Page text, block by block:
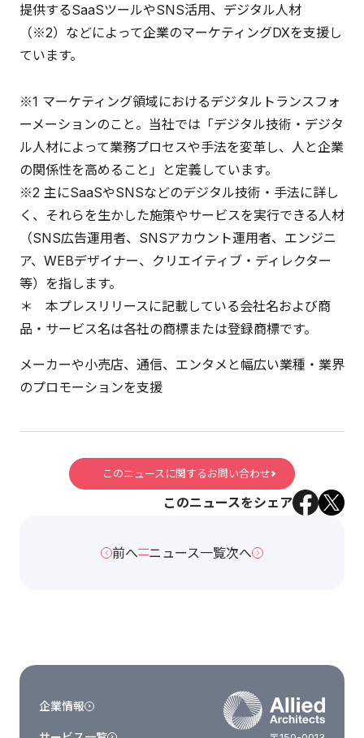
提供するSaaSツールやSNS活用、デジタル人材
（※2）などによって企業のマーケティングDXを支援し
ています。
※1 マーケティング領域におけるデジタルトランスフォ
ーメーションのこと。当社では「デジタル技術・デジタ
ル人材によって業務プロセスや手法を変革し、人と企業
の関係性を高めること」と定義しています。
※2 主にSaaSやSNSなどのデジタル技術・手法に詳し
く、それらを生かした施策やサービスを実行できる人材
（SNS広告運用者、SNSアカウント運用者、エンジニ
ア、WEBデザイナー、クリエイティブ・ディレクター
等）を指します。
＊ 本プレスリリースに記載している会社名および商
品・サービス名は各社の商標または登録商標です。
メーカーや小売店、通信、エンタメと幅広い業種・業界
のプロモーションを支援
このニュースに関するお問い合わせ
このニュースをシェア
前へ ニュース一覧次へ
企業情報